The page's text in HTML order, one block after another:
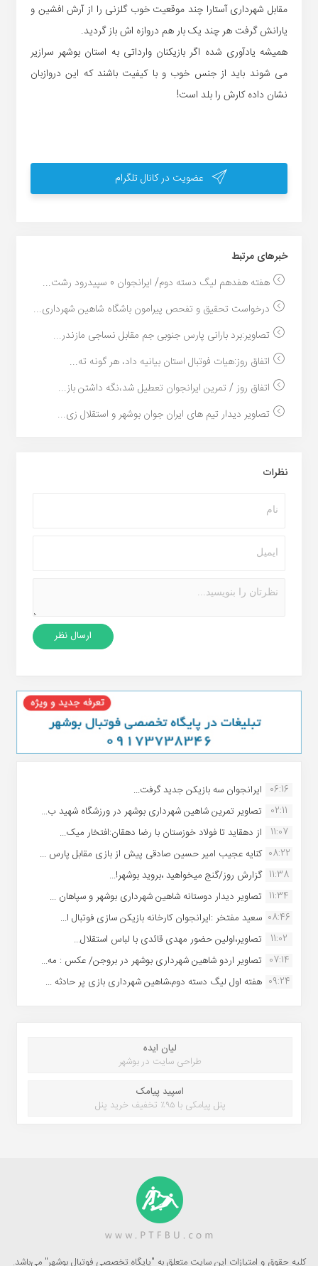
مقابل شهرداری آستارا چند موقعیت خوب گلزنی را از آرش افشین و
یارانش گرفت هر چند یک بار هم دروازه اش باز گردید.
همیشه یادآوری شده اگر بازیکنان وارداتی به استان بوشهر سرازیر
می شوند باید از جنس خوب و با کیفیت باشند که این دروازبان
نشان داده کارش را بلد است!
عضویت در کانال تلگرام
خبر‌های مرتبط
هفته هفدهم لیگ دسته دوم/ ایرانجوان 0 سپیدرود رشت...
درخواست تحقیق و تفحص پیرامون باشگاه شاهین شهرداری...
تصاویر:برد بارانی پارس جنوبی جم مقابل نساجی مازندر...
اتفاق روز:هیات فوتبال استان بیانیه داد، هر گونه ته...
اتفاق روز / تمرین ایرانجوان تعطیل شد،نگه داشتن باز...
تصاویر دیدار تیم های ایران جوان بوشهر و استقلال زی...
نظرات
06:16 ایرانجوان سه بازیکن جدید گرفت...
02:11
تصاویر تمرین شاهین شهردارى بوشهر در ورزشگاه شهید ب...
11:07
از دهقاید تا فولاد خوزستان با رضا دهقان:افتخار میک...
08:22 کنایه عجیب امیر حسین صادقی پیش از بازی مقابل پارس ...
11:38 گزارش روز/گنج میخواهید ،بروید بوشهر!...
11:34 تصاویر دیدار دوستانه شاهین شهردارى بوشهر و سپاهان ...
08:46 سعید مفتخر :ایرانجوان کارخانه بازیکن سازی فوتبال ا...
11:02
تصاویر،اولین حضور مهدی قائدی با لباس استقلال...
07:14 تصاویر اردو شاهین شهرداری بوشهر در بروجن/ عکس : مه...
09:24 هفته اول لیگ دسته دوم،شاهین شهرداری بازی پر حادثه ...
لیان ایده
طراحی سایت در بوشهر
اسپید پیامک
پنل پیامکی با ۹۵٪ تخفیف خرید پنل
کلیه حقوق و امتیازات این سایت متعلق به "پایگاه تخصصی فوتبال بوشهر" می‌باشد.